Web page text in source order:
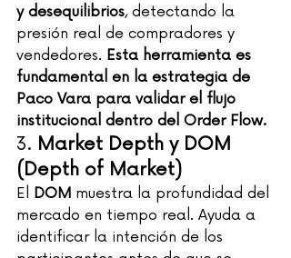
y desequilibrios, detectando la
presión real de compradores y
vendedores. Esta herramienta es
fundamental en la estrategia de
Paco Vara para validar el flujo
institucional dentro del Order Flow.
3. Market Depth y DOM
(Depth of Market)
El DOM muestra la profundidad del
mercado en tiempo real. Ayuda a
identificar la intención de los